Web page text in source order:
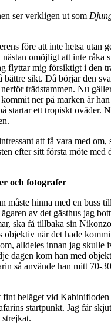
ser verkligen ut som
före att inte hetsa utan
nästan omöjligt att inte råka
flyttar mig försiktigt i den
bättre sikt. Då börjar den
trädstammen. Nu
ner på marken är han
startar ett tropiskt oväder.
att få vara med om,
efter sitt första möte med
och fotografer
måste hinna med en buss
av det gästhus jag
ska få tillbaka sin
objektiv när det hade
alldeles innan jag skulle
dagen kom han med
så använde han mitt 70-
fint beläget vid Kabinifloden
startpunkt. Jag får